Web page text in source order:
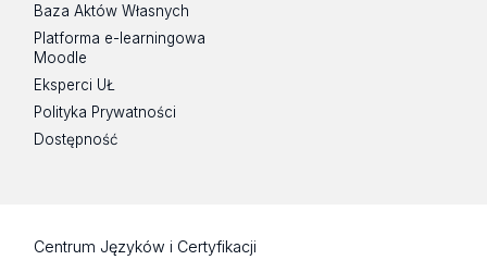
Baza Aktów Własnych
Platforma e-learningowa
Moodle
Eksperci UŁ
Polityka Prywatności
Dostępność
Centrum Języków i Certyfikacji